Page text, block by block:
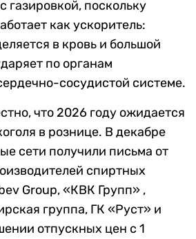
газировкой, поскольку
как ускоритель:
в кровь и большой
по органам
сосудистой системе.
что 2026 году ожидается
в рознице. В декабре
сети получили письма от
спиртных
Group, «КВК Групп» ,
группа, ГК «Руст» и
отпускных цен с 1